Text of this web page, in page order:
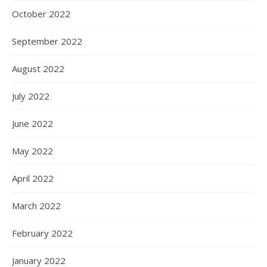
October 2022
September 2022
August 2022
July 2022
June 2022
May 2022
April 2022
March 2022
February 2022
January 2022